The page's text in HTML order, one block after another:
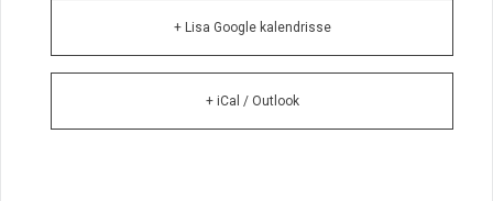
+ Lisa Google kalendrisse
+ iCal / Outlook